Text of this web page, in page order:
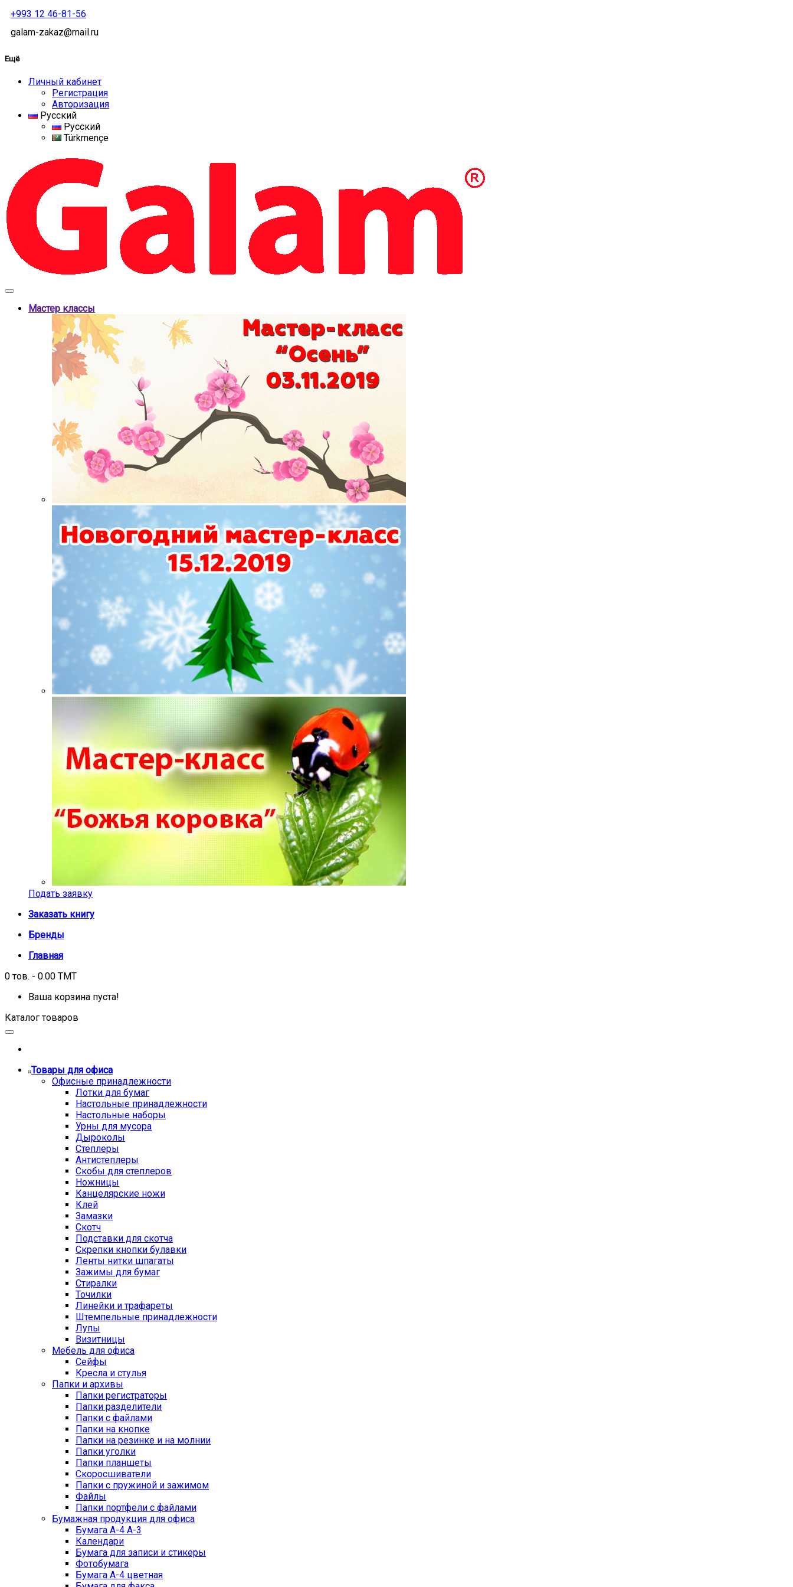
+993 12 46-81-56
galam-zakaz@mail.ru
Ещё
Личный кабинет
Регистрация
Авторизация
Русский
Русский
Türkmençe
Мастер классы
Подать заявку
Заказать книгу
Бренды
Главная
0 тов. - 0.00 TMT
Ваша корзина пуста!
Каталог товаров
Товары для офиса
Офисные принадлежности
Лотки для бумаг
Настольные принадлежности
Настольные наборы
Урны для мусора
Дыроколы
Степлеры
Антистеплеры
Скобы для степлеров
Ножницы
Канцелярские ножи
Клей
Замазки
Скотч
Подставки для скотча
Скрепки кнопки булавки
Ленты нитки шпагаты
Зажимы для бумаг
Стиралки
Точилки
Линейки и трафареты
Штемпельные принадлежности
Лупы
Визитницы
Мебель для офиса
Сейфы
Кресла и стулья
Папки и архивы
Папки регистраторы
Папки разделители
Папки с файлами
Папки на кнопке
Папки на резинке и на молнии
Папки уголки
Папки планшеты
Скоросшиватели
Папки с пружиной и зажимом
Файлы
Папки портфели с файлами
Бумажная продукция для офиса
Бумага А-4 А-3
Календари
Бумага для записи и стикеры
Фотобумага
Бумага А-4 цветная